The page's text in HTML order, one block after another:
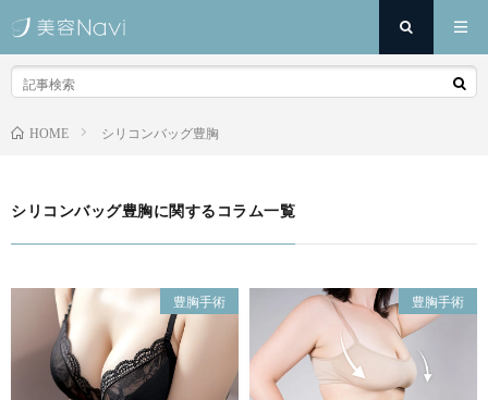
HOME シリコンバッグ豊胸
シリコンバッグ豊胸に関するコラム一覧
豊胸手術 豊胸手術